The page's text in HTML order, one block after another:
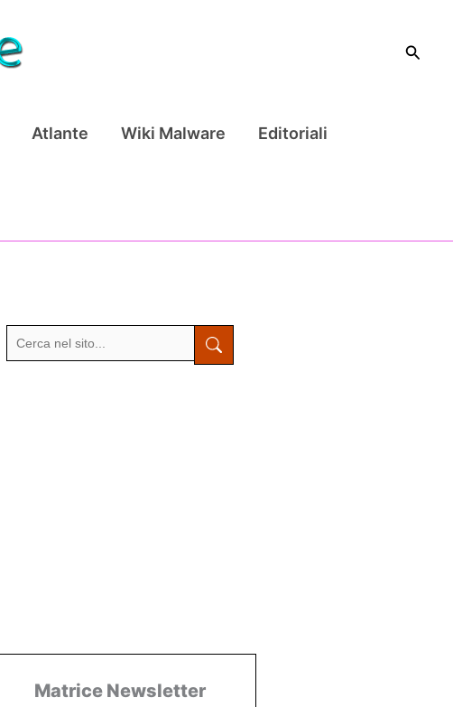
Cerca
Atlante Wiki Malware Editoriali
Matrice Newsletter